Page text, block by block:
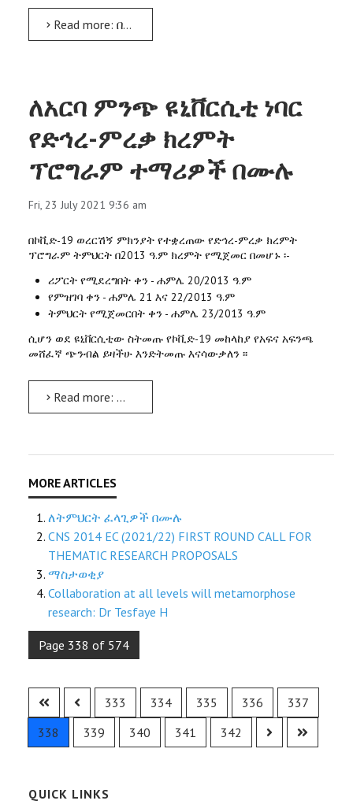
Read more: በፍልሰት እና በግብርናና ገጠር ልማት መካከል ባለው ቁርኝት ዙሪያ ጥናት ለማካሄድ የሚያስችል የባለድርሻ አካላት ውይይት ተካሄደ
ለአርባ ምንጭ ዩኒቨርሲቲ ነባር
የድኅረ-ምረቃ ክረምት
ፕሮግራም ተማሪዎች በሙሉ
Fri, 23 July 2021 9:36 am
በኮቪድ-19 ወረርሽኝ ምክንያት የተቋረጠው የድኅረ-ምረቃ ክረምት
ፕሮግራም ትምህርት በ2013 ዓ.ም ክረምት የሚጀመር በመሆኑ ፡-
ሪፖርት የሚደረግበት ቀን - ሐምሌ 20/2013 ዓ.ም
የምዝገባ ቀን - ሐምሌ 21 እና 22/2013 ዓ.ም
ትምህርት የሚጀመርበት ቀን - ሐምሌ 23/2013 ዓ.ም
ሲሆን ወደ ዩኒቨርሲቲው ስትመጡ የኮቪድ-19 መከላከያ የአፍና አፍንጫ
መሸፈኛ ጭንብል ይዛችሁ እንድትመጡ እናሳውቃለን ፡፡
Read more: ለአርባ ምንጭ ዩኒቨርሲቲ ነባር የድኅረ-ምረቃ ክረምት ፕሮግራም ተማሪዎች በሙሉ
ለትምህርት ፈላጊዎች በሙሉ
CNS 2014 EC (2021/22) FIRST ROUND CALL FOR
THEMATIC RESEARCH PROPOSALS
ማስታወቂያ
Collaboration at all levels will metamorphose
research: Dr Tesfaye H
Page 338 of 574
333 334 335 336
337
338
339 340 341 342
QUICK LINKS